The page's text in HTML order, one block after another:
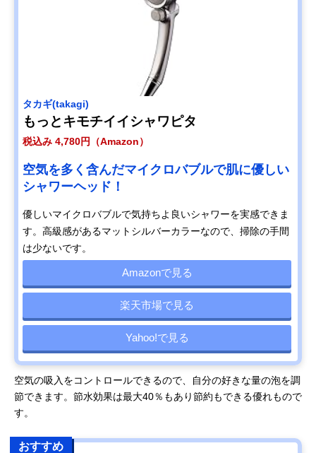
タカギ(takagi)
もっとキモチイイシャワピタ
税込み 4,780円（Amazon）
空気を多く含んだマイクロバブルで肌に優しい
シャワーヘッド！
優しいマイクロバブルで気持ちよ良いシャワーを実感できま
す。高級感があるマットシルバーカラーなので、掃除の手間
は少ないです。
Amazonで見る
楽天市場で見る
Yahoo!で見る
空気の吸入をコントロールできるので、自分の好きな量の泡を調
節できます。節水効果は最大40％もあり節約もできる優れもので
す。
おすすめ